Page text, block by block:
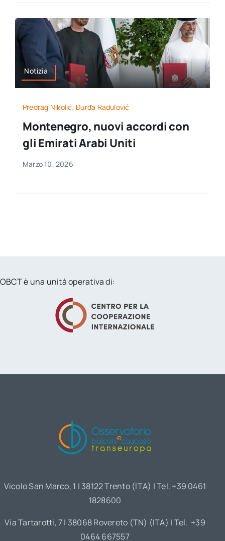
Notizia
Predrag Nikolić,Đurđa Radulović
Montenegro, nuovi accordi con
gli Emirati Arabi Uniti
Marzo 10, 2026
OBCT è una unità operativa di:
Vicolo San Marco, 1 | 38122 Trento (ITA) | Tel. +39 0461
1828600
Via Tartarotti, 7 | 38068 Rovereto (TN) (ITA) | Tel. +39
0464 667557